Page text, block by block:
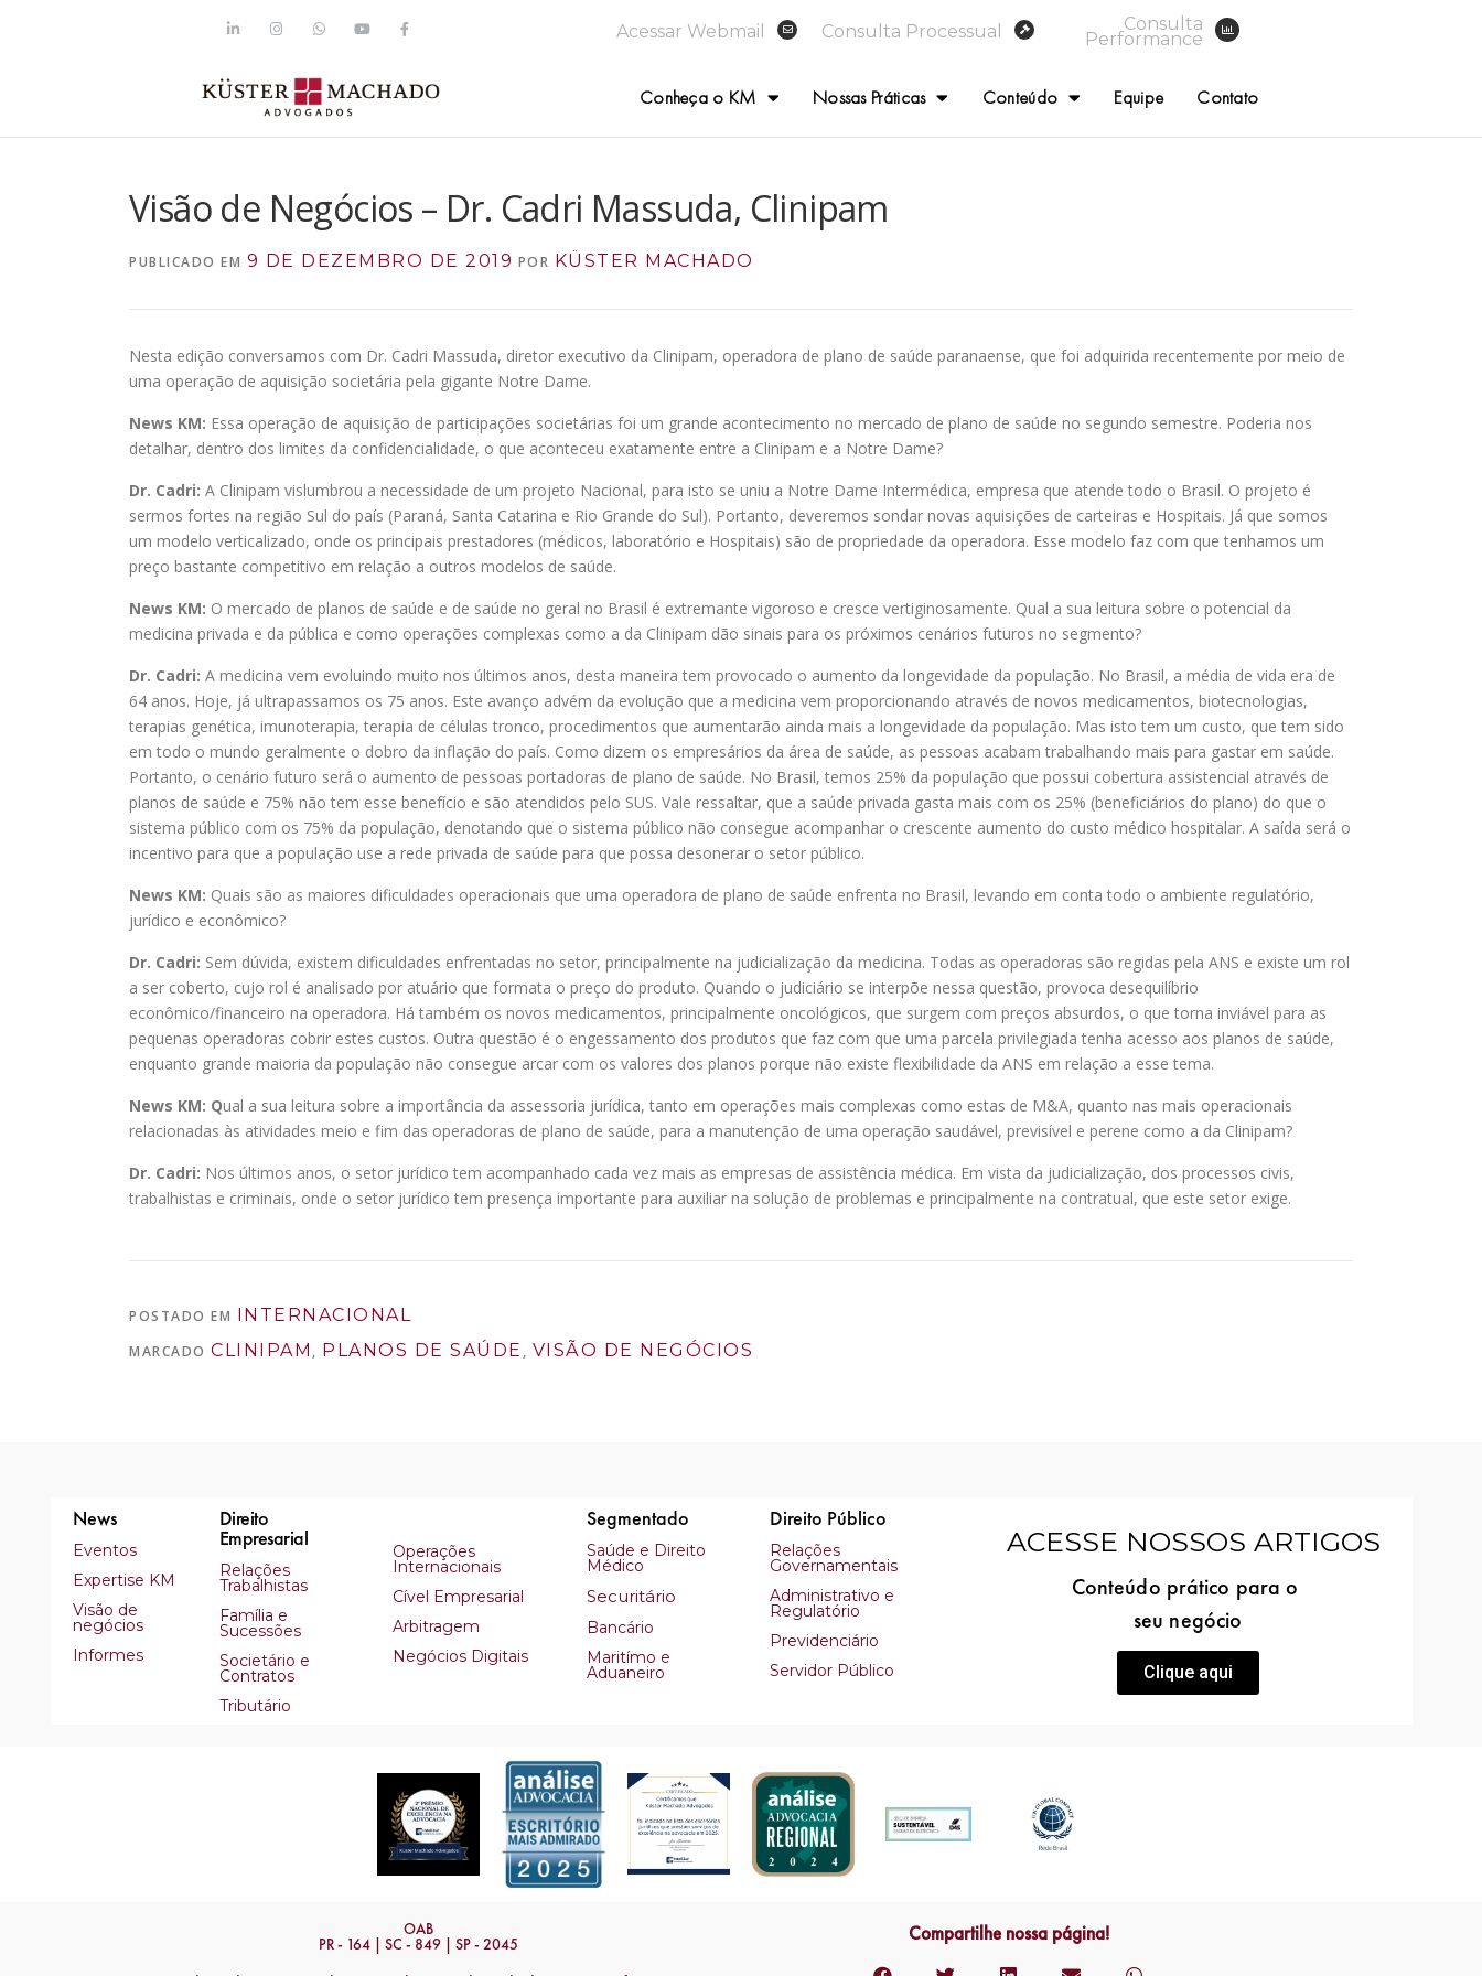
Acessar Webmail Consulta Processual Consulta
Performance
Conheça o KM Nossas Práticas Conteúdo Equipe Contato
Visão de Negócios – Dr. Cadri Massuda, Clinipam
PUBLICADO EM 9 DE DEZEMBRO DE 2019 POR KÜSTER MACHADO
Nesta edição conversamos com Dr. Cadri Massuda, diretor executivo da Clinipam, operadora de plano de saúde paranaense, que foi adquirida recentemente por meio de
uma operação de aquisição societária pela gigante Notre Dame.
News KM: Essa operação de aquisição de participações societárias foi um grande acontecimento no mercado de plano de saúde no segundo semestre. Poderia nos
detalhar, dentro dos limites da confidencialidade, o que aconteceu exatamente entre a Clinipam e a Notre Dame?
Dr. Cadri: A Clinipam vislumbrou a necessidade de um projeto Nacional, para isto se uniu a Notre Dame Intermédica, empresa que atende todo o Brasil. O projeto é
sermos fortes na região Sul do país (Paraná, Santa Catarina e Rio Grande do Sul). Portanto, deveremos sondar novas aquisições de carteiras e Hospitais. Já que somos
um modelo verticalizado, onde os principais prestadores (médicos, laboratório e Hospitais) são de propriedade da operadora. Esse modelo faz com que tenhamos um
preço bastante competitivo em relação a outros modelos de saúde.
News KM: O mercado de planos de saúde e de saúde no geral no Brasil é extremante vigoroso e cresce vertiginosamente. Qual a sua leitura sobre o potencial da
medicina privada e da pública e como operações complexas como a da Clinipam dão sinais para os próximos cenários futuros no segmento?
Dr. Cadri: A medicina vem evoluindo muito nos últimos anos, desta maneira tem provocado o aumento da longevidade da população. No Brasil, a média de vida era de
64 anos. Hoje, já ultrapassamos os 75 anos. Este avanço advém da evolução que a medicina vem proporcionando através de novos medicamentos, biotecnologias,
terapias genética, imunoterapia, terapia de células tronco, procedimentos que aumentarão ainda mais a longevidade da população. Mas isto tem um custo, que tem sido
em todo o mundo geralmente o dobro da inflação do país. Como dizem os empresários da área de saúde, as pessoas acabam trabalhando mais para gastar em saúde.
Portanto, o cenário futuro será o aumento de pessoas portadoras de plano de saúde. No Brasil, temos 25% da população que possui cobertura assistencial através de
planos de saúde e 75% não tem esse benefício e são atendidos pelo SUS. Vale ressaltar, que a saúde privada gasta mais com os 25% (beneficiários do plano) do que o
sistema público com os 75% da população, denotando que o sistema público não consegue acompanhar o crescente aumento do custo médico hospitalar. A saída será o
incentivo para que a população use a rede privada de saúde para que possa desonerar o setor público.
News KM: Quais são as maiores dificuldades operacionais que uma operadora de plano de saúde enfrenta no Brasil, levando em conta todo o ambiente regulatório,
jurídico e econômico?
Dr. Cadri: Sem dúvida, existem dificuldades enfrentadas no setor, principalmente na judicialização da medicina. Todas as operadoras são regidas pela ANS e existe um rol
a ser coberto, cujo rol é analisado por atuário que formata o preço do produto. Quando o judiciário se interpõe nessa questão, provoca desequilíbrio
econômico/financeiro na operadora. Há também os novos medicamentos, principalmente oncológicos, que surgem com preços absurdos, o que torna inviável para as
pequenas operadoras cobrir estes custos. Outra questão é o engessamento dos produtos que faz com que uma parcela privilegiada tenha acesso aos planos de saúde,
enquanto grande maioria da população não consegue arcar com os valores dos planos porque não existe flexibilidade da ANS em relação a esse tema.
News KM: Qual a sua leitura sobre a importância da assessoria jurídica, tanto em operações mais complexas como estas de M&A, quanto nas mais operacionais
relacionadas às atividades meio e fim das operadoras de plano de saúde, para a manutenção de uma operação saudável, previsível e perene como a da Clinipam?
Dr. Cadri: Nos últimos anos, o setor jurídico tem acompanhado cada vez mais as empresas de assistência médica. Em vista da judicialização, dos processos civis,
trabalhistas e criminais, onde o setor jurídico tem presença importante para auxiliar na solução de problemas e principalmente na contratual, que este setor exige.
POSTADO EM INTERNACIONAL
MARCADO CLINIPAM , PLANOS DE SAÚDE , VISÃO DE NEGÓCIOS
News
Eventos
Expertise KM
Visão de
negócios
Informes
Direito
Empresarial
Relações
Trabalhistas
Família e
Sucessões
Societário e
Contratos
Tributário
Operações
Internacionais
Cível Empresarial
Arbitragem
Negócios Digitais
Segmentado
Saúde e Direito
Médico
Securitário
Bancário
Maritímo e
Aduaneiro
Direito Público
Relações
Governamentais
Administrativo e
Regulatório
Previdenciário
Servidor Público
ACESSE NOSSOS ARTIGOS
Conteúdo prático para o
seu negócio
Clique aqui
OAB
PR - 164 | SC - 849 | SP - 2045
Compartilhe nossa página!